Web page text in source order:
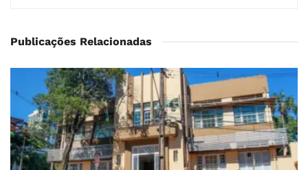
Publicações Relacionadas